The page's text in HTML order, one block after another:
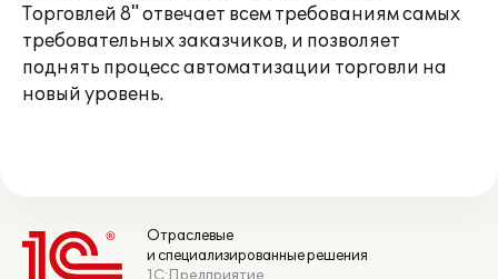
Торговлей 8" отвечает всем требованиям самых
требовательных заказчиков, и позволяет
поднять процесс автоматизации торговли на
новый уровень.
Отраслевые
и специализированные решения